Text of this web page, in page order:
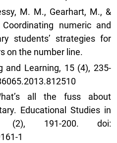
M. M., Gearhart, M., &
numeric and
students’ strategies for
on the number line.
and Learning, 15 (4), 235-
all the fuss about
Educational Studies in
(2), 191-200. doi:
1